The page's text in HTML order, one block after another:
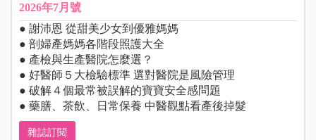
2026年7月號
● 謝沛恩 從甜美少女到優雅媽媽
● 剖婦產媽媽各階段照護大全
● 產檢與生產醫院怎麼選？
● 好醫師５大檢驗標準 選對醫院是風險管理
● 破解４個最常被誤解的寶寶安全感問題
● 藥膳、茶飲、日常保養 中醫觀點看產後掉髮
雜誌訂閱